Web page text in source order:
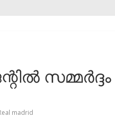
സമ്മർദ്ദം
madrid